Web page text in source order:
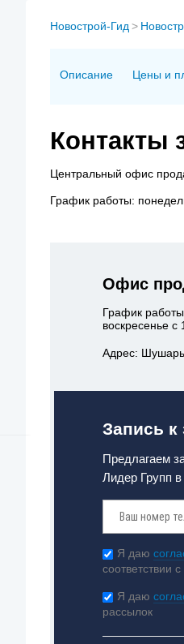
Новострой-Гид >
Описание Цены и
Контакты
Центральный офис
График работы:
Офис
График
воскресенье с
Адрес:
Запись к
Предлагаем
Лидер Групп
Я даю
соответствии с
Я даю
рассылок